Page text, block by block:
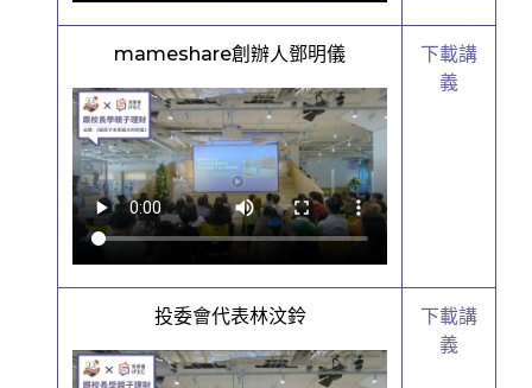
mameshare創辦人鄧明儀
下載講
義
投委會代表林汶鈴
下載講
義